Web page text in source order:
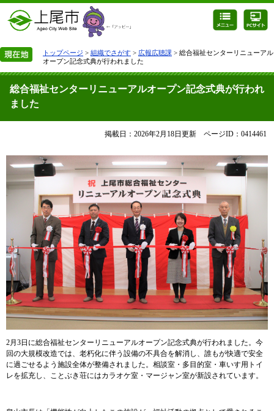
トップページ > 組織でさがす > 広報広聴課 > 総合福祉センターリニューアル
オープン記念式典が行われました
総合福祉センターリニューアルオープン記念式典が行われ
ました
掲載日：2026年2月18日更新 ページID：0414461
2月3日に総合福祉センターリニューアルオープン記念式典が行われました。今
回の大規模改造では、老朽化に伴う設備の不具合を解消し、誰もが快適で安全
に過ごせるよう施設全体が整備されました。相談室・多目的室・車いす用トイ
レを拡充し、ことぶき荘にはカラオケ室・マージャン室が新設されています。